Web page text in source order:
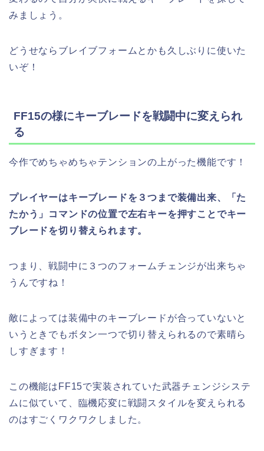
みましょう。
どうせならブレイブフォームとかも久しぶりに使いた
いぞ！
FF15の様にキーブレードを戦闘中に変えられ
る
今作でめちゃめちゃテンションの上がった機能です！
プレイヤーはキーブレードを３つまで装備出来、「た
たかう」コマンドの位置で左右キーを押すことでキー
ブレードを切り替えられます。
つまり、戦闘中に３つのフォームチェンジが出来ちゃ
うんですね！
敵によっては装備中のキーブレードが合っていないと
いうときでもボタン一つで切り替えられるので素晴ら
しすぎます！
この機能はFF15で実装されていた武器チェンジシステ
ムに似ていて、臨機応変に戦闘スタイルを変えられる
のはすごくワクワクしました。